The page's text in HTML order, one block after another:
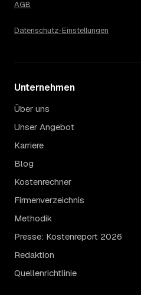
AGB
Datenschutz-Einstellungen
Unternehmen
Über uns
Unser Angebot
Karriere
Blog
Kostenrechner
Firmenverzeichnis
Methodik
Presse: Kostenreport 2026
Redaktion
Quellenrichtlinie